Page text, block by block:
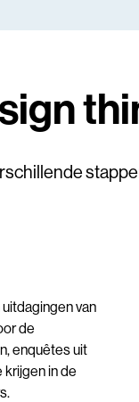
van
de
enquêtes uit
in de